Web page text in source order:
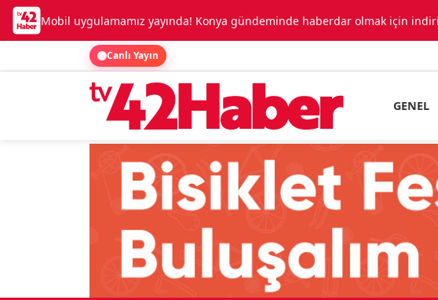
Mobil uygulamamız yayında! Konya gündeminde haberdar olmak için
Canlı Yayın
GENEL